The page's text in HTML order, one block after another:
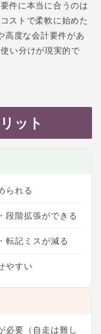
件に本当に合うのは
ストで柔軟に始めた
高度な会計要件があ
い分けが現実的で
ット
られる
段階拡張ができる
転記ミスが減る
やすい
必要（自走は難し